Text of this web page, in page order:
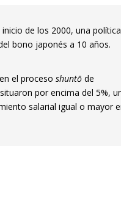
de los 2000, una política
bono japonés a 10 años.
el proceso shuntōde
por encima del 5%,
salarial igual o mayor